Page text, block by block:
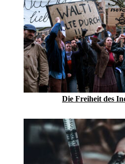
Die Freiheit des